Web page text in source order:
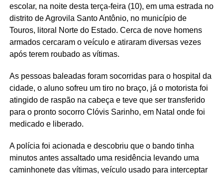
escolar, na noite desta terça-feira (10), em uma estrada no
distrito de Agrovila Santo Antônio, no município de
Touros, litoral Norte do Estado. Cerca de nove homens
armados cercaram o veículo e atiraram diversas vezes
após terem roubado as vítimas.
As pessoas baleadas foram socorridas para o hospital da
cidade, o aluno sofreu um tiro no braço, já o motorista foi
atingido de raspão na cabeça e teve que ser transferido
para o pronto socorro Clóvis Sarinho, em Natal onde foi
medicado e liberado.
A polícia foi acionada e descobriu que o bando tinha
minutos antes assaltado uma residência levando uma
caminhonete das vítimas, veículo usado para interceptar